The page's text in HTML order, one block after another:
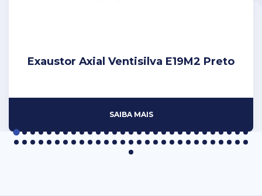
Exaustor Axial Ventisilva E19M2 Preto
SAIBA MAIS